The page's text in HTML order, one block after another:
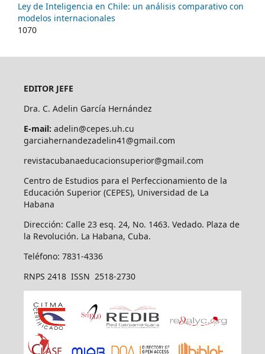
Ley de Inteligencia en Chile: un análisis comparativo con
modelos internacionales
1070
EDITOR JEFE
Dra. C. Adelin García Hernández
E-mail: adelin@cepes.uh.cu
garciahernandezadelin41@gmail.com
revistacubanaeducacionsuperior@gmail.com
Centro de Estudios para el Perfeccionamiento de la
Educación Superior (CEPES), Universidad de La
Habana
Dirección: Calle 23 esq. 24, No. 1463. Vedado. Plaza de
la Revolución. La Habana, Cuba.
Teléfono: 7831-4336
RNPS 2418 ISSN 2518-2730